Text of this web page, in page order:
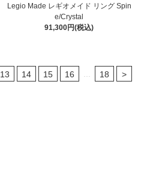
Legio Made レギオメイド リング Spin
e/Crystal
91,300円(税込)
13 14 15 16 18 >